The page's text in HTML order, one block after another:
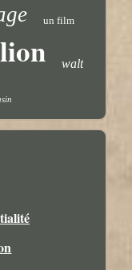
un film
lion walt